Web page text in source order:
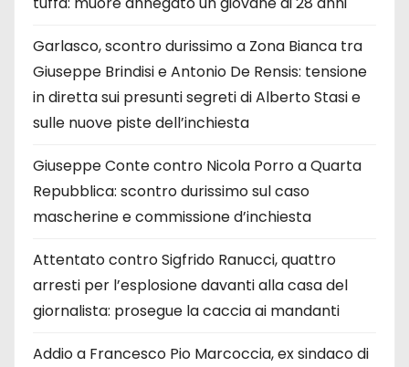
Garlasco, scontro durissimo a Zona Bianca tra
Giuseppe Brindisi e Antonio De Rensis: tensione
in diretta sui presunti segreti di Alberto Stasi e
sulle nuove piste dell’inchiesta
Giuseppe Conte contro Nicola Porro a Quarta
Repubblica: scontro durissimo sul caso
mascherine e commissione d’inchiesta
Attentato contro Sigfrido Ranucci, quattro
arresti per l’esplosione davanti alla casa del
giornalista: prosegue la caccia ai mandanti
Addio a Francesco Pio Marcoccia, ex sindaco di